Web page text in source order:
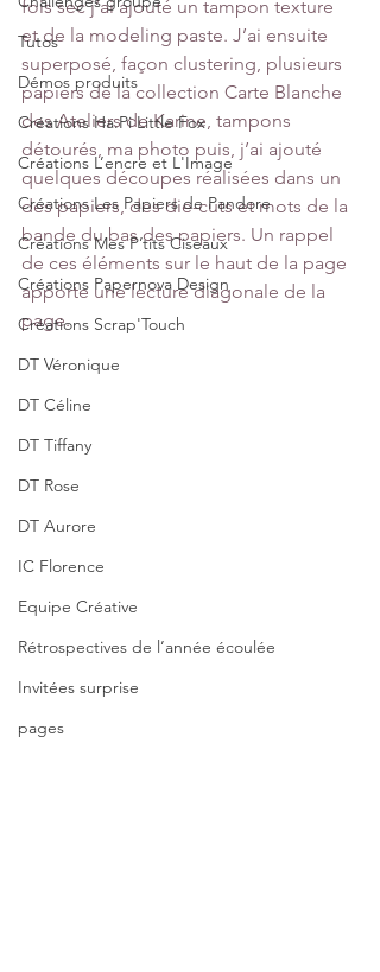
Tutos
Démos produits
Créations Ha.Pi Little Fox
Créations L’encre et L'Image
Créations Les Papiers de Pandore
Créations Mes P’tits Ciseaux
Créations Papernova Design
Créations Scrap'Touch
DT Véronique
DT Céline
DT Tiffany
DT Rose
DT Aurore
IC Florence
Equipe Créative
Rétrospectives de l’année écoulée
Invitées surprise
pages
fois sec j’ai ajouté un tampon texture
et de la modeling paste. J’ai ensuite
superposé, façon clustering, plusieurs
papiers de la collection Carte Blanche
des Ateliers de Karine, tampons
détourés, ma photo puis, j’ai ajouté
quelques découpes réalisées dans un
des papiers, des die-cuts et mots de la
bande du bas des papiers. Un rappel
de ces éléments sur le haut de la page
apporte une lecture diagonale de la
page.